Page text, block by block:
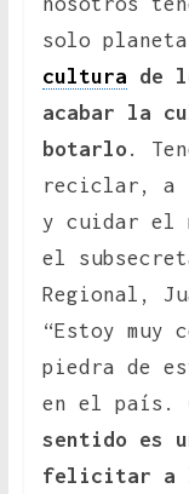
solo
cultura de
acabar la
botarlo .
reciclar, a
y cuidar el
el
Regional,
“Estoy muy
piedra de
en el país.
sentido es
felicitar a